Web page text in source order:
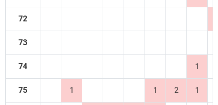
72
73
74 1
75 1 1 2 1